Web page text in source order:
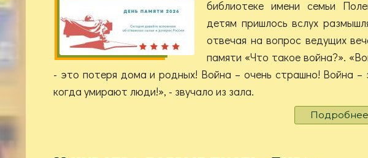
библиотеке имени семьи
детям пришлось вслух
отвечая на вопрос ведущих
памяти «Что такое война?».
- это потеря дома и родных! Война – очень страшно! Война –
когда умирают люди!», - звучало из зала.
Подробнее